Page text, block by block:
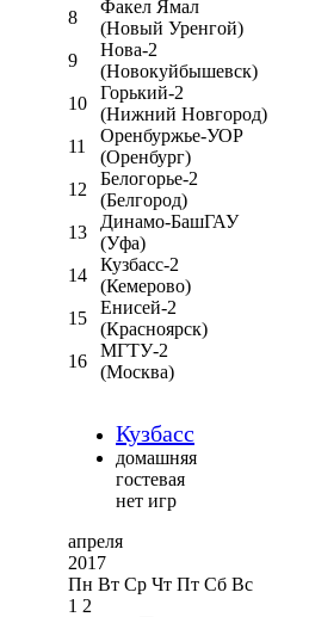
8
Факел Ямал
(Новый Уренгой)
9
Нова-2
(Новокуйбышевск)
10
Горький-2
(Нижний Новгород)
11
Оренбуржье-УОР
(Оренбург)
12
Белогорье-2
(Белгород)
13
Динамо-БашГАУ
(Уфа)
14
Кузбасс-2
(Кемерово)
15
Енисей-2
(Красноярск)
16
МГТУ-2
(Москва)
Кузбасс
домашняя
гостевая
нет игр
апреля
2017
Пн Вт Ср Чт Пт Сб Вс
1 2